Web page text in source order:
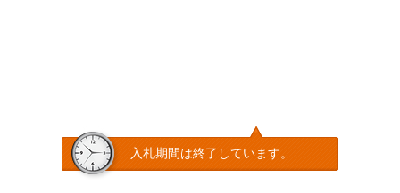
入札期間は終了しています。